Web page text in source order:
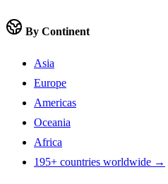
By Continent
Asia
Europe
Americas
Oceania
Africa
195+ countries worldwide →